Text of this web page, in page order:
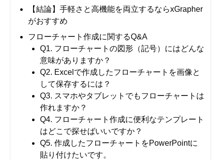
【結論】手軽さと高機能を両立するならxGrapher
がおすすめ
フローチャート作成に関するQ&A
Q1. フローチャートの図形（記号）にはどんな
意味がありますか？
Q2. Excelで作成したフローチャートを画像と
して保存するには？
Q3. スマホやタブレットでもフローチャートは
作れますか？
Q4. フローチャート作成に便利なテンプレート
はどこで探せばいいですか？
Q5. 作成したフローチャートをPowerPointに
貼り付けたいです。